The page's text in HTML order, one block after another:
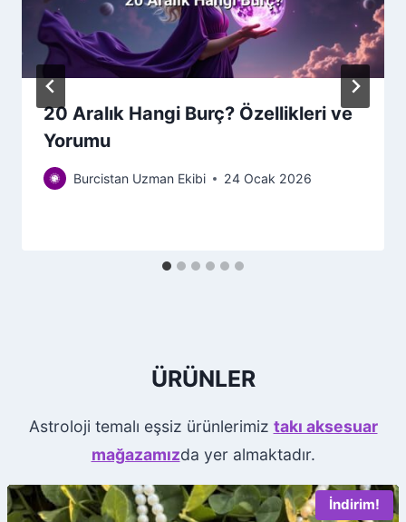
20 Aralık Hangi Burç? Özellikleri ve
Yorumu
Burcistan Uzman Ekibi 24 Ocak 2026
ÜRÜNLER
Astroloji temalı eşsiz ürünlerimiz takı aksesuar
mağazamızda yer almaktadır.
İndirim!